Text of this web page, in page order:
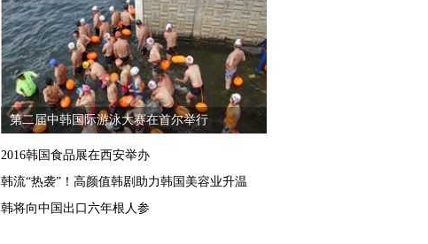
第二届中韩国际游泳大赛在首尔举行
2016韩国食品展在西安举办
韩流“热袭”！高颜值韩剧助力韩国美容业升温
韩将向中国出口六年根人参